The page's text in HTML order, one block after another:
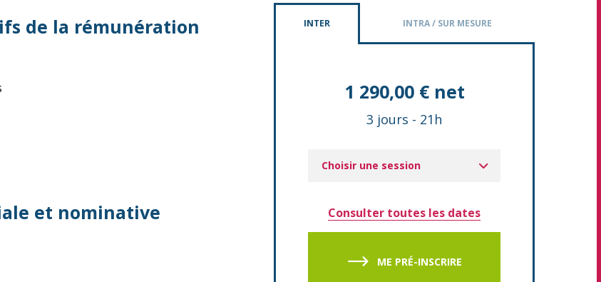
INTER INTRA / SUR MESURE
1 290,00 € net
3 jours - 21h
Choisir une session
Consulter toutes les dates
ME PRÉ-INSCRIRE
de la rémunération
et nominative